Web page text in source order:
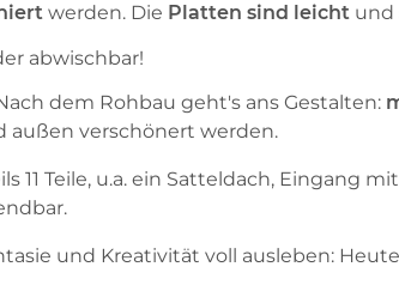
werden. Die Platten sind leicht und
abwischbar!
dem Rohbau geht's ans Gestalten:
außen verschönert werden.
11 Teile, u.a. ein Satteldach,
und Kreativität voll ausleben: